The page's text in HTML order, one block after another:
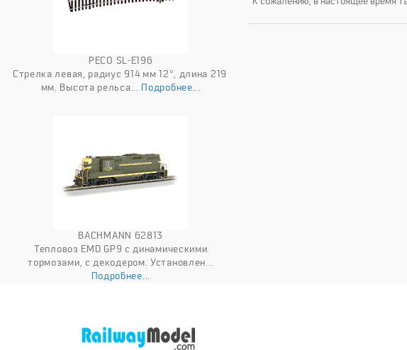
PECO SL-E196
Стрелка левая, радиус 914 мм 12°, длина 219
мм. Высота рельса...Подробнее...
BACHMANN 62813
Тепловоз EMD GP9 с динамическими
тормозами, с декодером. Установлен...
Подробнее...